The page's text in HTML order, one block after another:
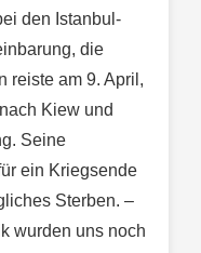
den Istanbul-
die
reiste am 9. April,
Kiew und
Seine
ein Kriegsende
Sterben. –
wurden uns noch